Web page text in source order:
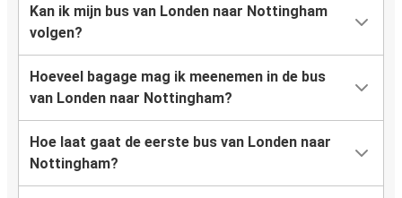
Kan ik mijn bus van Londen naar Nottingham
volgen?
Hoeveel bagage mag ik meenemen in de bus
van Londen naar Nottingham?
Hoe laat gaat de eerste bus van Londen naar
Nottingham?